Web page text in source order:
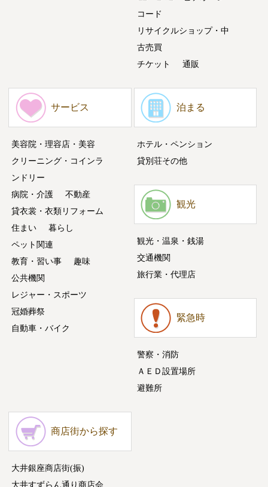
コード
リサイクルショップ・中
古売買
チケット
通販
サービス
美容院・理容店・美容
クリーニング・コインラ
ンドリー
病院・介護
不動産
貸衣裳・衣類リフォーム
住まい
暮らし
ペット関連
教育・習い事
趣味
公共機関
レジャー・スポーツ
冠婚葬祭
自動車・バイク
泊まる
ホテル・ペンション
貸別荘その他
観光
観光・温泉・銭湯
交通機関
旅行業・代理店
緊急時
警察・消防
ＡＥＤ設置場所
避難所
商店街から探す
大井銀座商店街(振)
大井すずらん通り商店会